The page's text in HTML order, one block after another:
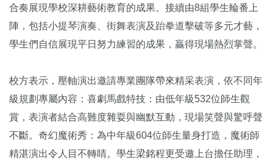
合奏展現學校深耕藝術教育的成果。接續由8組學生輪番上
陣，包括小提琴演奏、街舞表演及跆拳道擊破等多元才藝，
學生們自信展現平日努力練習的成果，贏得現場熱烈掌聲。
校方表示，壓軸演出邀請專業團隊帶來精采表演，依不同年
級規劃專屬內容：喜劇馬戲特技：由低年級532位師生觀
賞，表演者結合高難度雜耍與幽默互動，現場笑聲與驚呼聲
不斷。奇幻魔術秀：為中年級604位師生量身打造，魔術師
精湛演出令人目不轉睛。學生梁銘程更受邀上台擔任助理，